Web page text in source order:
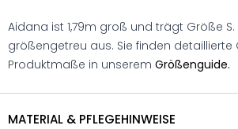
Aidana ist 1,79m groß und trägt Größe S.
größengetreu aus. Sie finden
Produktmaße in unserem Größenguide.
MATERIAL & PFLEGEHINWEISE